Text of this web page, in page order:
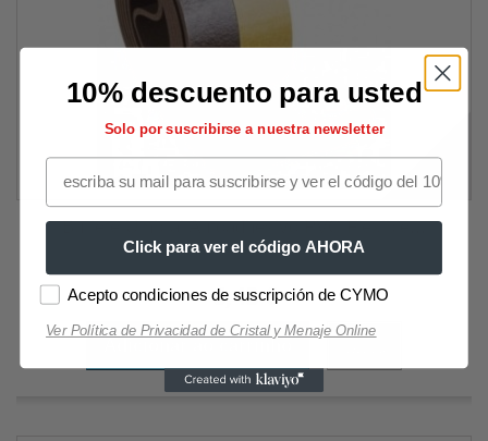
Burlete Umbral Autoadhesivo PVC Flexible...
6,48 €
Adicionar ao carrinho
10% descuento para usted
Solo por suscribirse a nuestra newsletter
Click para ver el código AHORA
Acepto condiciones de suscripción de CYMO
Ver Política de Privacidad de Cristal y Menaje Online